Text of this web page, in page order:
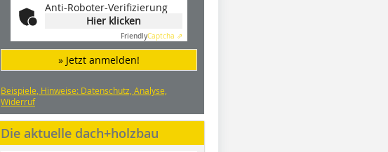
Anti-Roboter-Verifizierung
Hier klicken
FriendlyCaptcha ⇗
» Jetzt anmelden!
Beispiele, Hinweise: Datenschutz, Analyse,
Widerruf
Die aktuelle dach+holzbau